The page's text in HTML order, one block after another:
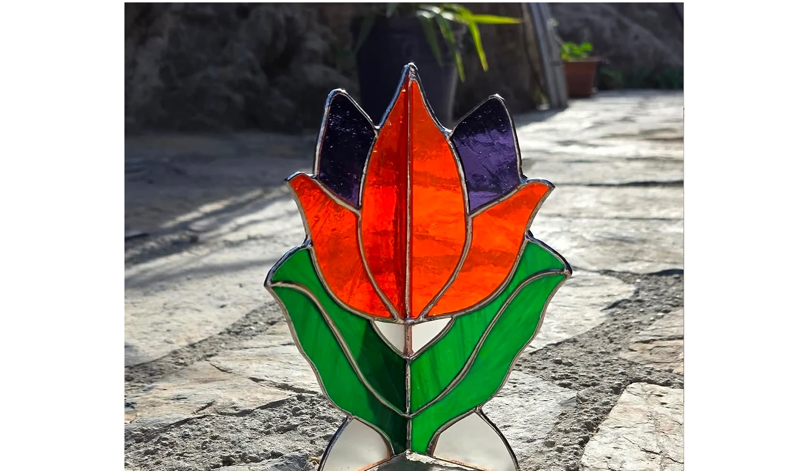
etkileyen parçaları sizlerle paylaşmaktan heyecan
duyuyoruz. Sanat paletimizin sonsuzluğunda dekorunuz
için doğru rengi bulabilirsiniz.
Farklı adetlerdeki siparişleriniz için info@lagomstore.co
adresine mail atabilirsiniz.